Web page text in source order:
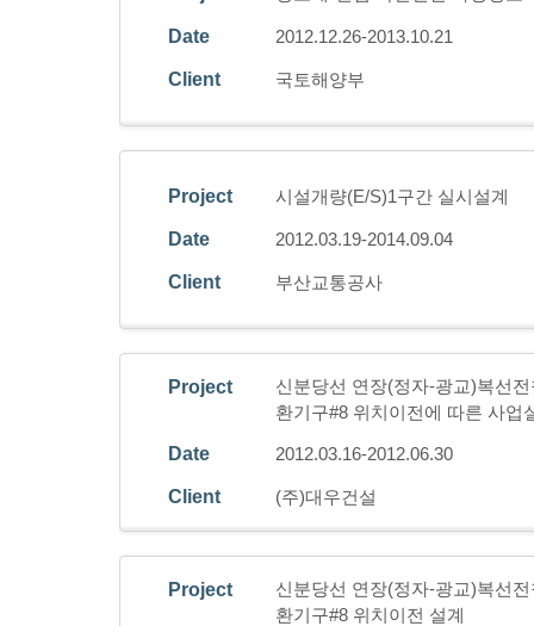
Date 2012.12.26-2013.10.21
Client 국토해양부
Project 시설개량(E/S)1구간 실시설계
Date 2012.03.19-2014.09.04
Client 부산교통공사
Project
신분당선 연장(정자-광교)복선
환기구#8 위치이전에 따른 사업
Date 2012.03.16-2012.06.30
Client (주)대우건설
Project
신분당선 연장(정자-광교)복선
환기구#8 위치이전 설계